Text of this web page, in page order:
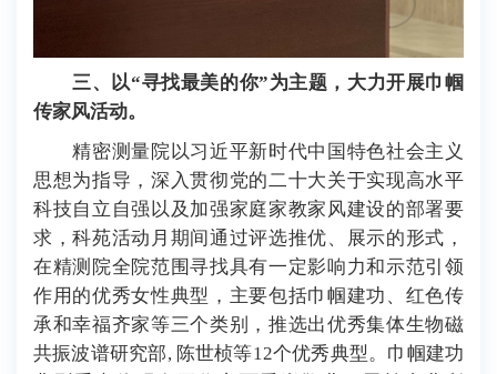
三、以“寻找最美的你”为主题，大力开展巾帼
传家风活动。
精密测量院以习近平新时代中国特色社会主义
思想为指导，深入贯彻党的二十大关于实现高水平
科技自立自强以及加强家庭家教家风建设的部署要
求，科苑活动月期间通过评选推优、展示的形式，
在精测院全院范围寻找具有一定影响力和示范引领
作用的优秀女性典型，主要包括巾帼建功、红色传
承和幸福齐家等三个类别，推选出优秀集体生物磁
共振波谱研究部, 陈世桢等12个优秀典型。巾帼建功